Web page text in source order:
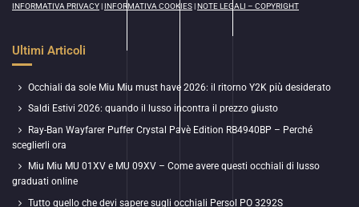
INFORMATIVA PRIVACY|INFORMATIVA COOKIES|NOTE LEGALI – COPYRIGHT
Ultimi Articoli
Occhiali da sole Miu Miu must have 2026: il ritorno Y2K più desiderato
Saldi Estivi 2026: quando il lusso incontra il prezzo giusto
Ray-Ban Wayfarer Puffer Crystal Pavè Edition RB4940BP – Perché
sceglierli ora
Miu Miu MU 01XV e MU 09XV – Come avere questi occhiali di lusso
graduati online
Tutto quello che devi sapere sugli occhiali Persol PO 3292S